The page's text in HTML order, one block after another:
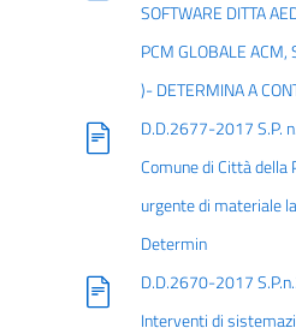
SOFTWARE DITTA
PCM GLOBALE ACM,
)- DETERMINA A
D.D.2677-2017 S.P.
Comune di Città della
urgente di materiale
Determin
D.D.2670-2017
Interventi di